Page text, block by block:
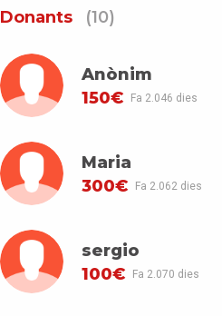
Donants (10)
Anònim
150€
Fa 2.046 dies
Maria
300€
Fa 2.062 dies
sergio
100€
Fa 2.070 dies